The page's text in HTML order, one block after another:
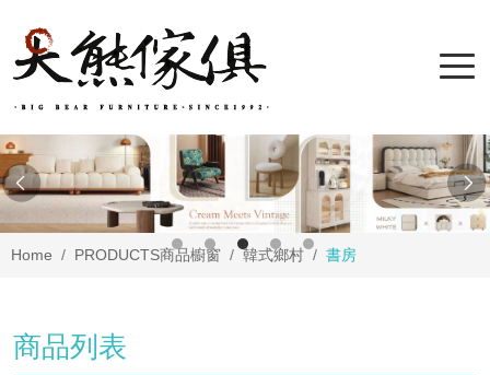
Home PRODUCTS商品櫥窗 韓式鄉村 書房
商品列表